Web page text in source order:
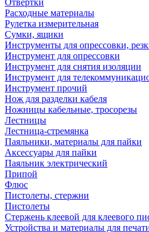
Отвертки
Расходные материалы
Рулетка измерительная
Сумки, ящики
Инструменты для опрессовки,
Инструмент для опрессовки
Инструмент для снятия изоляции
Инструмент для
Инструмент прочий
Нож для разделки кабеля
Ножницы кабельные, тросорезы
Лестницы
Лестница-стремянка
Паяльники, материалы для пайки
Аксессуары для пайки
Паяльник электрический
Припой
Флюс
Пистолеты, стержни
Пистолеты
Стержень клеевой для клеевого
Устройства и материалы для